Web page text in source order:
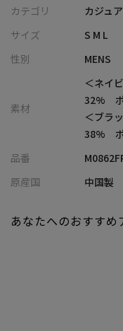
・ウエストゴムシャーリ
・従来モデルよりシル
スシルエット
・軽量かつハンドウォ
・同素材でジャケット・
ットアップスタイルにも
■コーディネート提案
・同素材ジャケットと合
ジュアル
カテゴリ
カジュ
サイズ
S M L
性別
MENS
素材
＜ネイ
32% ポ
＜ブラ
38% ポ
品番
原産国
中国製
あなたへのおすすめ